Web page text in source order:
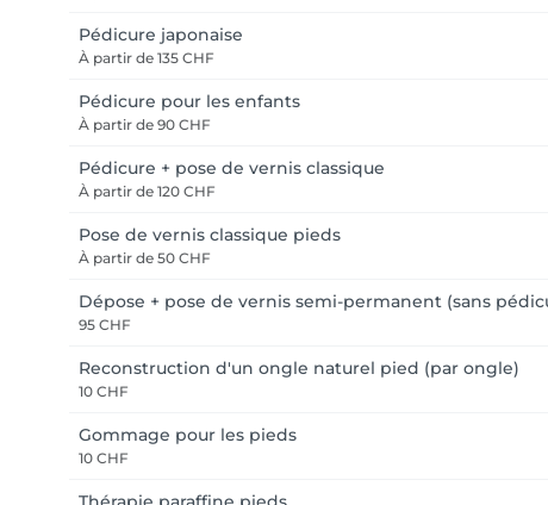
Pédicure japonaise
À partir de 135 CHF
Pédicure pour les enfants
À partir de 90 CHF
Pédicure + pose de vernis classique
À partir de 120 CHF
Pose de vernis classique pieds
À partir de 50 CHF
Dépose + pose de vernis semi-permanent (sans
95 CHF
Reconstruction d'un ongle naturel pied (par ongle)
10 CHF
Gommage pour les pieds
10 CHF